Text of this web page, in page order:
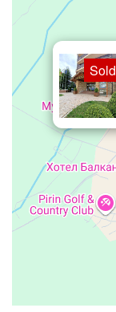
Sold